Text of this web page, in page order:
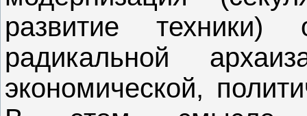
развитие техники)
радикальной
экономической,